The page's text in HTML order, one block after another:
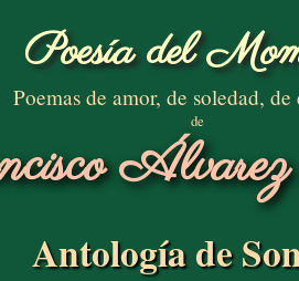
Poesía del
Poemas de amor, de soledad, de
de
Antología de